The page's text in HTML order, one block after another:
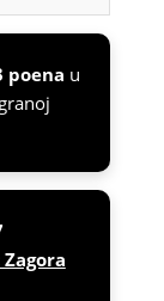
poena u